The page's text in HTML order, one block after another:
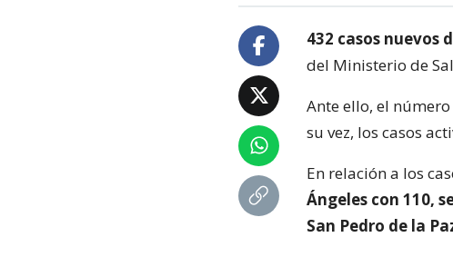
432 casos nuevos
del Ministerio de
Ante ello, el
su vez, los casos
En relación a los
Ángeles con 110,
San Pedro de la